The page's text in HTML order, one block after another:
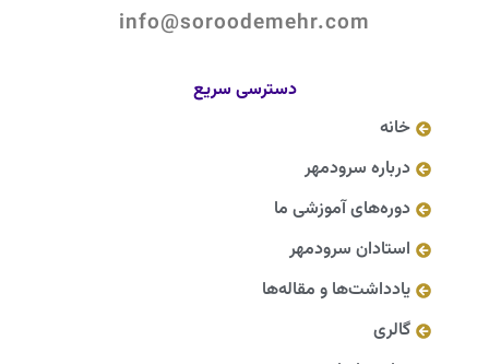
info@soroodemehr.com
دسترسی سریع
خانه
درباره سرودمهر
دوره‌های آموزشی ما
استادان سرودمهر
یادداشت‌ها و مقاله‌ها
گالری